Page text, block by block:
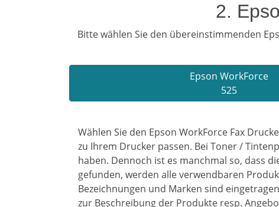
2.
Bitte wählen Sie den übereinstimmenden
Epson WorkForce
525
Wählen Sie den Epson WorkForce Fax
zu Ihrem Drucker passen. Bei Toner /
haben. Dennoch ist es manchmal so, dass
gefunden, werden alle verwendbaren
Bezeichnungen und Marken sind
zur Beschreibung der Produkte resp.